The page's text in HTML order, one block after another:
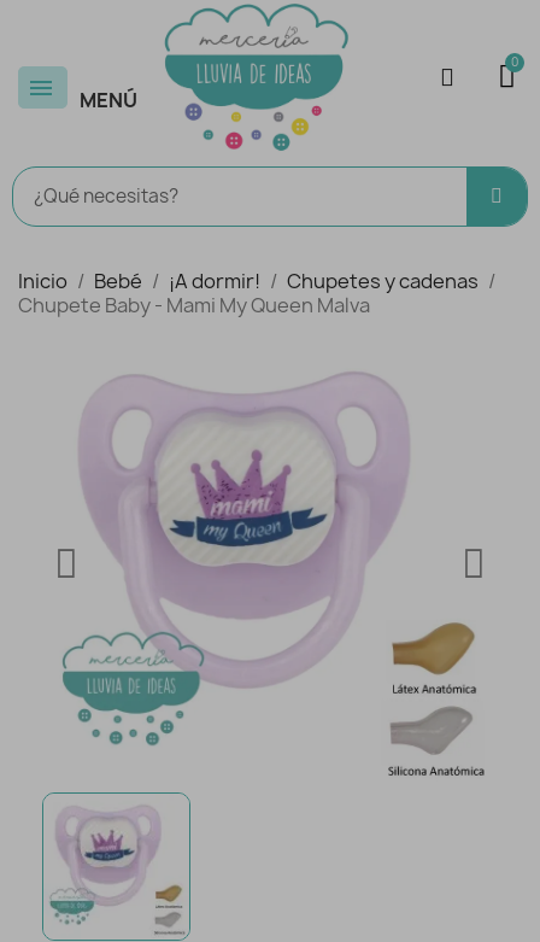
MENÚ
Inicio Bebé ¡A dormir!
Chupetes y cadenas
Chupete Baby - Mami My Queen Malva